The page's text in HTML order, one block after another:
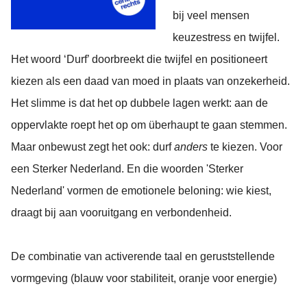
bij veel mensen
keuzestress en twijfel.
Het woord ‘Durf’ doorbreekt die twijfel en positioneert
kiezen als een daad van moed in plaats van onzekerheid.
Het slimme is dat het op dubbele lagen werkt: aan de
oppervlakte roept het op om überhaupt te gaan stemmen.
Maar onbewust zegt het ook: durfanders te kiezen. Voor
een Sterker Nederland. En die woorden 'Sterker
Nederland' vormen de emotionele beloning: wie kiest,
draagt bij aan vooruitgang en verbondenheid.
De combinatie van activerende taal en geruststellende
vormgeving (blauw voor stabiliteit, oranje voor energie)